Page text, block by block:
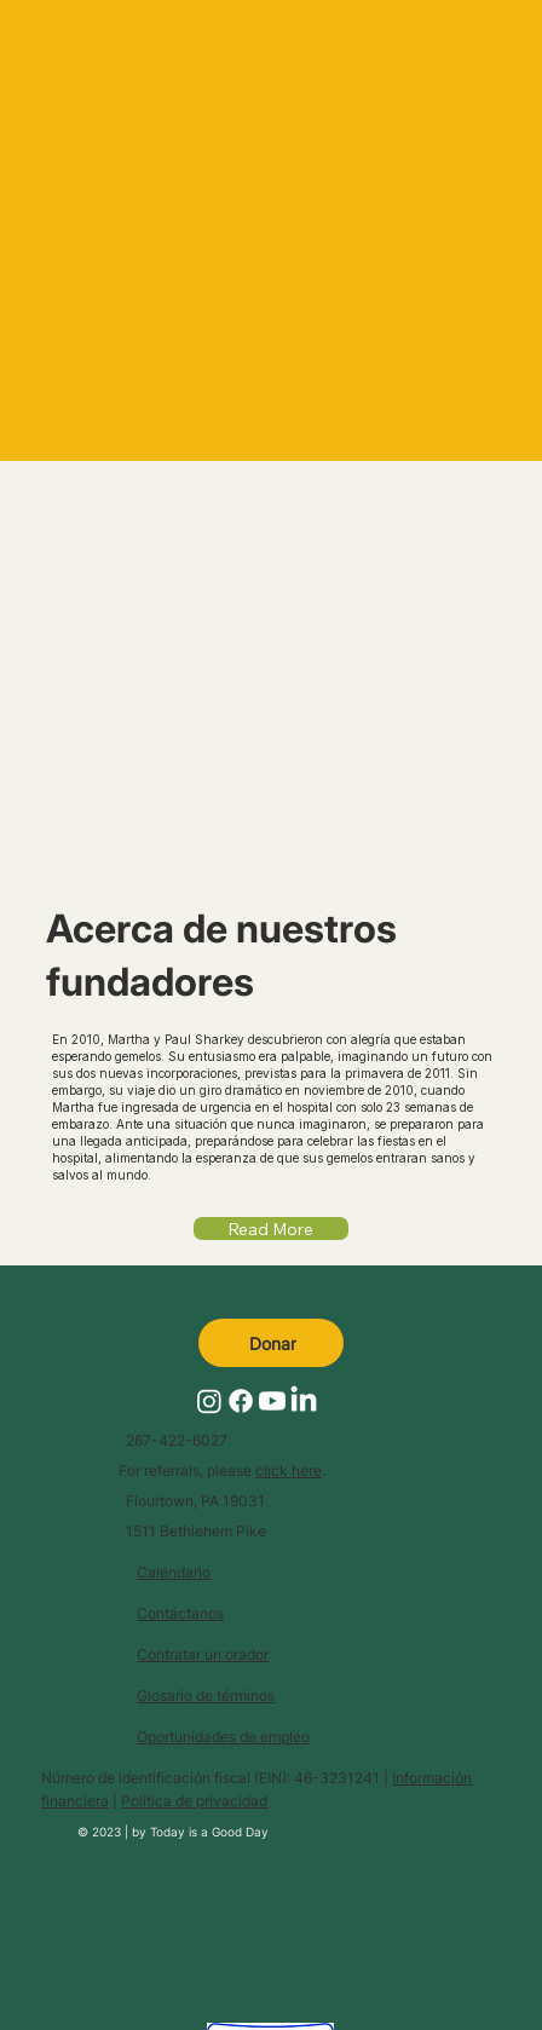
Acerca de nuestros
fundadores
En 2010, Martha y Paul Sharkey descubrieron con alegría que estaban
esperando gemelos. Su entusiasmo era palpable, imaginando un futuro con
sus dos nuevas incorporaciones, previstas para la primavera de 2011. Sin
embargo, su viaje dio un giro dramático en noviembre de 2010, cuando
Martha fue ingresada de urgencia en el hospital con solo 23 semanas de
embarazo. Ante una situación que nunca imaginaron, se prepararon para
una llegada anticipada, preparándose para celebrar las fiestas en el
hospital, alimentando la esperanza de que sus gemelos entraran sanos y
salvos al mundo.
Read More
Calendario
Glosario de términos
Contáctanos
Contratar un orador
Oportunidades de empleo
Número de identificación fiscal (EIN): 46-3231241 | Información
financiera
Política de privacidad
© 2023 |byToday is a Good Day
267-422-6027
For referrals, please click here.
Flourtown, PA 19031
1511 Bethlehem Pike
Donar